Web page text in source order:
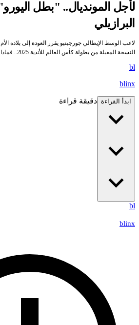
لأجل المونديال.. "بطل
البرازيلي
لاعب الوسط الإيطالي جورجينيو يقرر العودة إلى بلاده
النسخة المقبلة من بطولة كأس العالم للأندية 2025.. فماذا فعل؟
bl
blinx
ابدأ القراءة دقيقة قراءة
bl
blinx